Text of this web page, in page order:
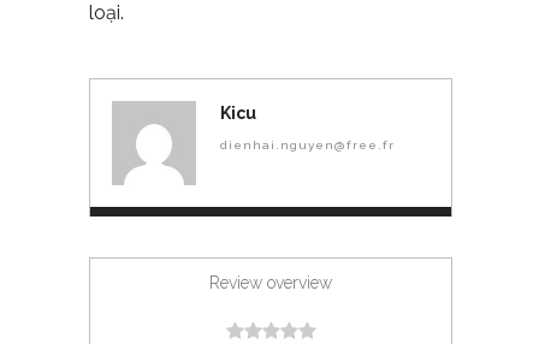
loại.
Kicu
dienhai.nguyen@free.fr
Review overview